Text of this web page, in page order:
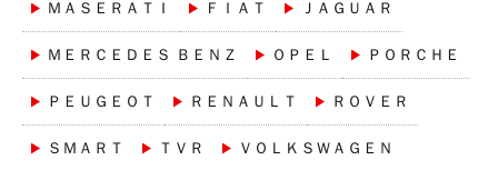
ＭＡＳＥＲＡＴＩ ＦＩＡＴ ＪＡＧＵＡＲ
ＭＥＲＣＥＤＥＳ ＢＥＮＺ ＯＰＥＬ ＰＯＲＣＨＥ
ＰＥＵＧＥＯＴ ＲＥＮＡＵＬＴ ＲＯＶＥＲ
ＳＭＡＲＴ ＴＶＲ ＶＯＬＫＳＷＡＧＥＮ